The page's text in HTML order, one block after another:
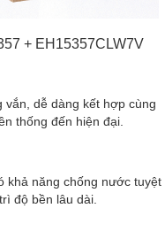
+ EH15357CLW7V
vắn, dễ dàng kết hợp cùng
thống đến hiện đại.
khả năng chống nước tuyệt
độ bền lâu dài.